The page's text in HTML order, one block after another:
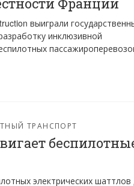
выиграли
инклюзивной
ТРАНСПОРТ
электрических шаттлов